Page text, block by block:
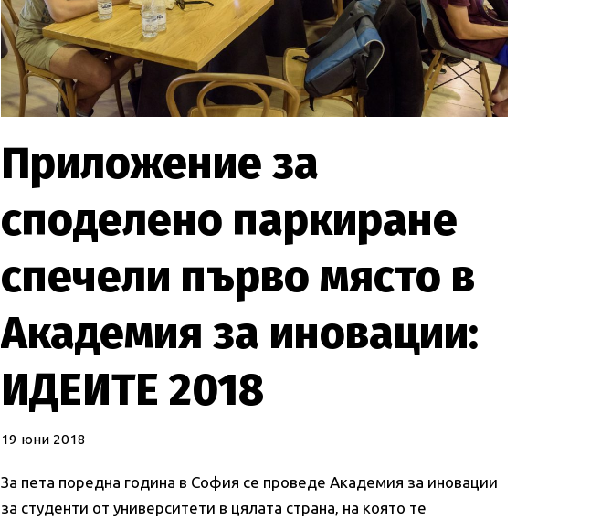
Приложение за
споделено паркиране
спечели първо място в
Академия за иновации:
ИДЕИТЕ 2018
19 юни 2018
За пета поредна година в София се проведе Академия за иновации
за студенти от университети в цялата страна, на която те